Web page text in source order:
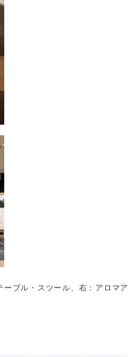
ーブル・スツール、右：アロマア